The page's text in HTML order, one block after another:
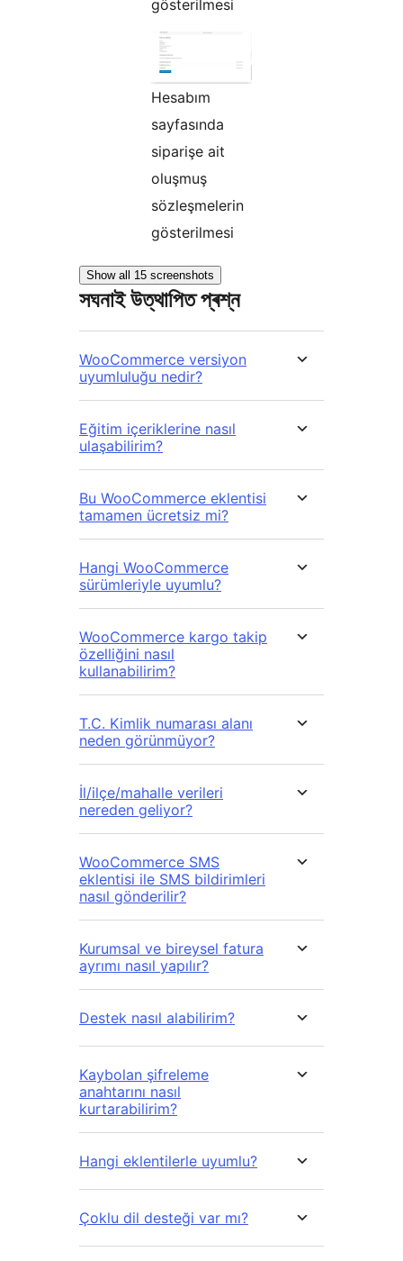
gösterilmesi
Hesabım
sayfasında
siparişe ait
oluşmuş
sözleşmelerin
gösterilmesi
Show all 15 screenshots
সঘনাই উত্থাপিত প্ৰশ্ন
WooCommerce versiyon
uyumluluğu nedir?
Eğitim içeriklerine nasıl
ulaşabilirim?
Bu WooCommerce eklentisi
tamamen ücretsiz mi?
Hangi WooCommerce
sürümleriyle uyumlu?
WooCommerce kargo takip
özelliğini nasıl
kullanabilirim?
T.C. Kimlik numarası alanı
neden görünmüyor?
İl/ilçe/mahalle verileri
nereden geliyor?
WooCommerce SMS
eklentisi ile SMS bildirimleri
nasıl gönderilir?
Kurumsal ve bireysel fatura
ayrımı nasıl yapılır?
Destek nasıl alabilirim?
Kaybolan şifreleme
anahtarını nasıl
kurtarabilirim?
Hangi eklentilerle uyumlu?
Çoklu dil desteği var mı?